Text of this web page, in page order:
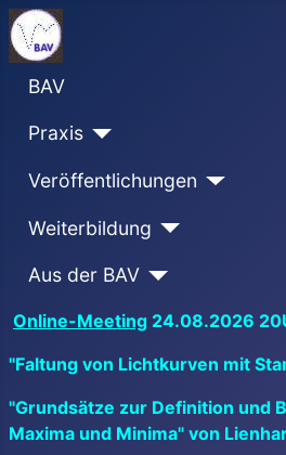
BAV
Praxis
Veröffentlichungen
Weiterbildung
Aus der BAV
Online-Meeting 24.08.2026
"Faltung von Lichtkurven mit
"Grundsätze zur Definition und
Maxima und Minima" von